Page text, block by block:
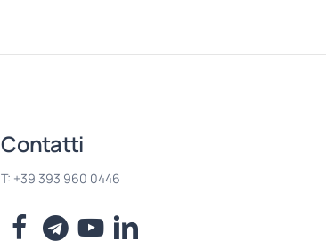
Contatti
T: +39 393 960 0446